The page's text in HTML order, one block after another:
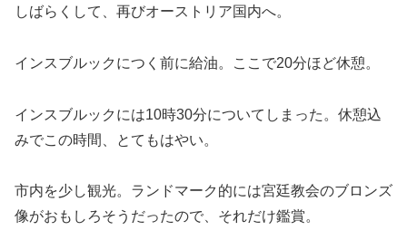
しばらくして、再びオーストリア国内へ。
インスブルックにつく前に給油。ここで20分ほど休憩。
インスブルックには10時30分についてしまった。休憩込
みでこの時間、とてもはやい。
市内を少し観光。ランドマーク的には宮廷教会のブロンズ
像がおもしろそうだったので、それだけ鑑賞。